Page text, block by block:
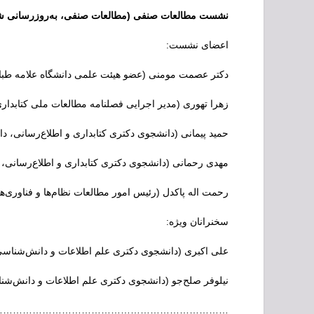
نشست مطالعات صنفی (مطالعات صنفی،
اعضای نشست:
دکتر عصمت مومنی (عضو هیئت علمی دانشگاه علامه
زهرا تهوری (مدیر اجرایی فصلنامه مطالعات ملی
حمید پیمانی (دانشجوی دکتری کتابداری و اطلاع‌رسانی،
مهدی رحمانی (دانشجوی دکتری کتابداری و اطلاع‌رسانی،
رحمت اله پاکدل (رئیس امور مطالعات نظام‌ها و
سخنرانان ویژه:
علی اکبری (دانشجوی دکتری علم اطلاعات و
نیلوفر صلح‌جو (دانشجوی دکتری علم اطلاعات و